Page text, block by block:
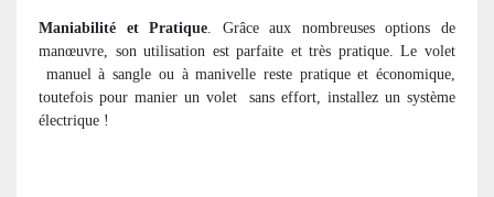
Maniabilité et Pratique . Grâce aux nombreuses options de
manœuvre, son utilisation est parfaite et très pratique. Le volet
manuel à sangle ou à manivelle reste pratique et économique,
toutefois pour manier un volet
sans effort, installez un système
électrique !